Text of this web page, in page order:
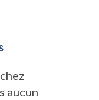
aucun